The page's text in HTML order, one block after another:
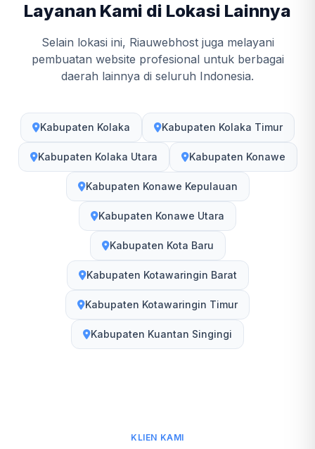
Layanan Kami di Lokasi Lainnya
Selain lokasi ini, Riauwebhost juga melayani
pembuatan website profesional untuk berbagai
daerah lainnya di seluruh Indonesia.
Kabupaten Kolaka Kabupaten Kolaka Timur
Kabupaten Kolaka Utara Kabupaten Konawe
Kabupaten Konawe Kepulauan
Kabupaten Konawe Utara
Kabupaten Kota Baru
Kabupaten Kotawaringin Barat
Kabupaten Kotawaringin Timur
Kabupaten Kuantan Singingi
KLIEN KAMI